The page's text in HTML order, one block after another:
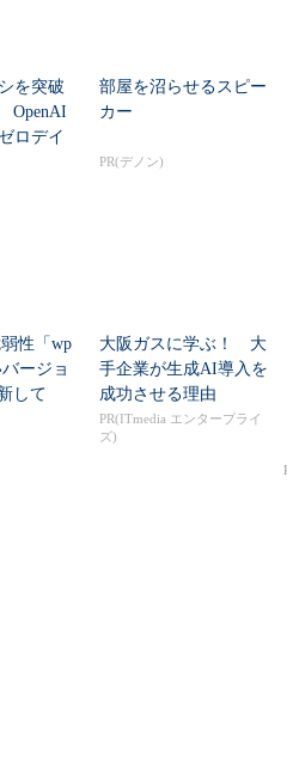
を突破
OpenAI
ロデイ
部屋を沼らせるスピー
カー
PR(デノン)
弱性「wp
ージョ
して
大阪ガスに学ぶ！ 大
手企業が生成AI導入を
成功させる理由
PR(ITmedia エンタープライ
ズ)